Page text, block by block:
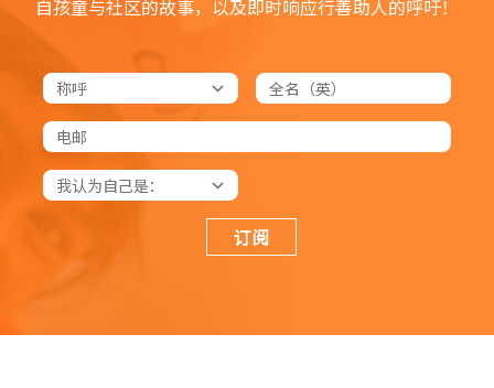
自孩童与社区的故事，以及即时响应行善助人的呼吁！
订阅